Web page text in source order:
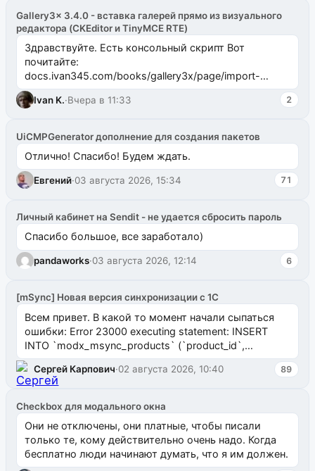
Gallery3x 3.4.0 - вставка галерей прямо из визуального
редактора (CKEditor и TinyMCE RTE)
Здравствуйте. Есть консольный скрипт Вот
почитайте:
docs.ivan345.com/books/gallery3x/page/import-
ms2galleryphp
Ivan K.·Вчера в 11:33 2
UiCMPGenerator дополнение для создания пакетов
Отлично! Спасибо! Будем ждать.
Евгений·03 августа 2026, 15:34 71
Личный кабинет на Sendit - не удается сбросить пароль
Спасибо большое, все заработало)
pandaworks·03 августа 2026, 12:14 6
[mSync] Новая версия синхронизации с 1С
Всем привет. В какой то момент начали сыпаться
ошибки: Error 23000 executing statement: INSERT
INTO `modx_msync_products` (`product_id`,
`uuid_1c`) VALUES ...
Сергей Карпович·02 августа 2026, 10:40 89
Checkbox для модального окна
Они не отключены, они платные, чтобы писали
только те, кому действительно очень надо. Когда
бесплатно люди начинают думать, что я им должен.